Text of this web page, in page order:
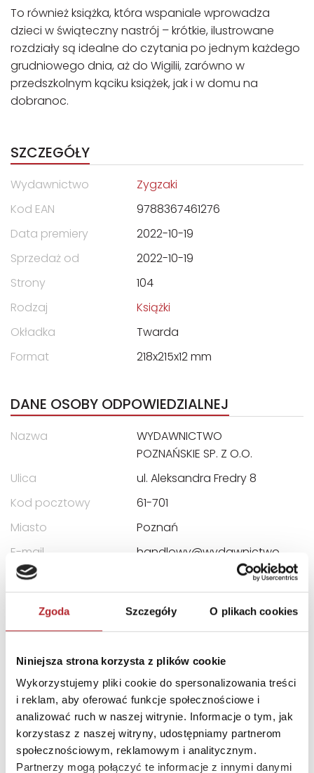
Zgoda Szczegóły O plikach cookies
Niniejsza strona korzysta z plików cookie
Wykorzystujemy pliki cookie do spersonalizowania treści
i reklam, aby oferować funkcje społecznościowe i
analizować ruch w naszej witrynie. Informacje o tym, jak
korzystasz z naszej witryny, udostępniamy partnerom
społecznościowym, reklamowym i analitycznym.
Partnerzy mogą połączyć te informacje z innymi danymi
To również książka, która wspaniale wprowadza
dzieci w świąteczny nastrój – krótkie, ilustrowane
rozdziały są idealne do czytania po jednym każdego
grudniowego dnia, aż do Wigilii, zarówno w
przedszkolnym kąciku książek, jak i w domu na
dobranoc.
SZCZEGÓŁY
Wydawnictwo
Zygzaki
Kod EAN
9788367461276
Data premiery
2022-10-19
Sprzedaż od
2022-10-19
Strony
104
Rodzaj
Książki
Okładka
Twarda
Format
218x215x12 mm
DANE OSOBY ODPOWIEDZIALNEJ
Nazwa
WYDAWNICTWO
POZNAŃSKIE SP. Z O.O.
Ulica
ul. Aleksandra Fredry 8
Kod pocztowy
61-701
Miasto
Poznań
E-mail
handlowy@wydawnictwo
INNI KLIENCI KUPOWALI